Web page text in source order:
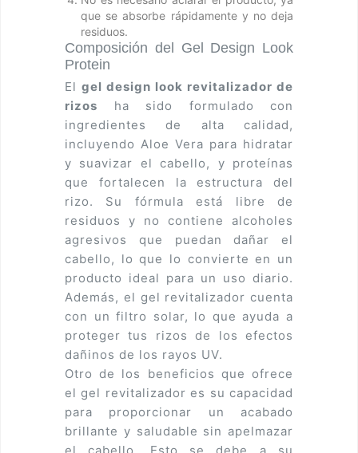
que se absorbe rápidamente y no deja
residuos.
Composición del Gel Design Look
Protein
El gel design look revitalizador de
rizos ha sido formulado con
ingredientes de alta calidad,
incluyendo Aloe Vera para hidratar
y suavizar el cabello, y proteínas
que fortalecen la estructura del
rizo. Su fórmula está libre de
residuos y no contiene alcoholes
agresivos que puedan dañar el
cabello, lo que lo convierte en un
producto ideal para un uso diario.
Además, el gel revitalizador cuenta
con un filtro solar, lo que ayuda a
proteger tus rizos de los efectos
dañinos de los rayos UV.
Otro de los beneficios que ofrece
el gel revitalizador es su capacidad
para proporcionar un acabado
brillante y saludable sin apelmazar